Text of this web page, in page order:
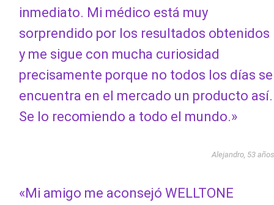
inmediato. Mi médico está muy
sorprendido por los resultados obtenidos
y me sigue con mucha curiosidad
precisamente porque no todos los días se
encuentra en el mercado un producto así.
Se lo recomiendo a todo el mundo.»
Alejandro, 53 años
«Mi amigo me aconsejó WELLTONE